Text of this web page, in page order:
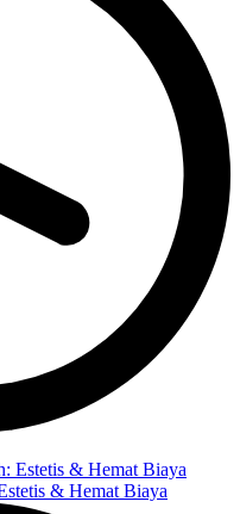
& Hemat Biaya